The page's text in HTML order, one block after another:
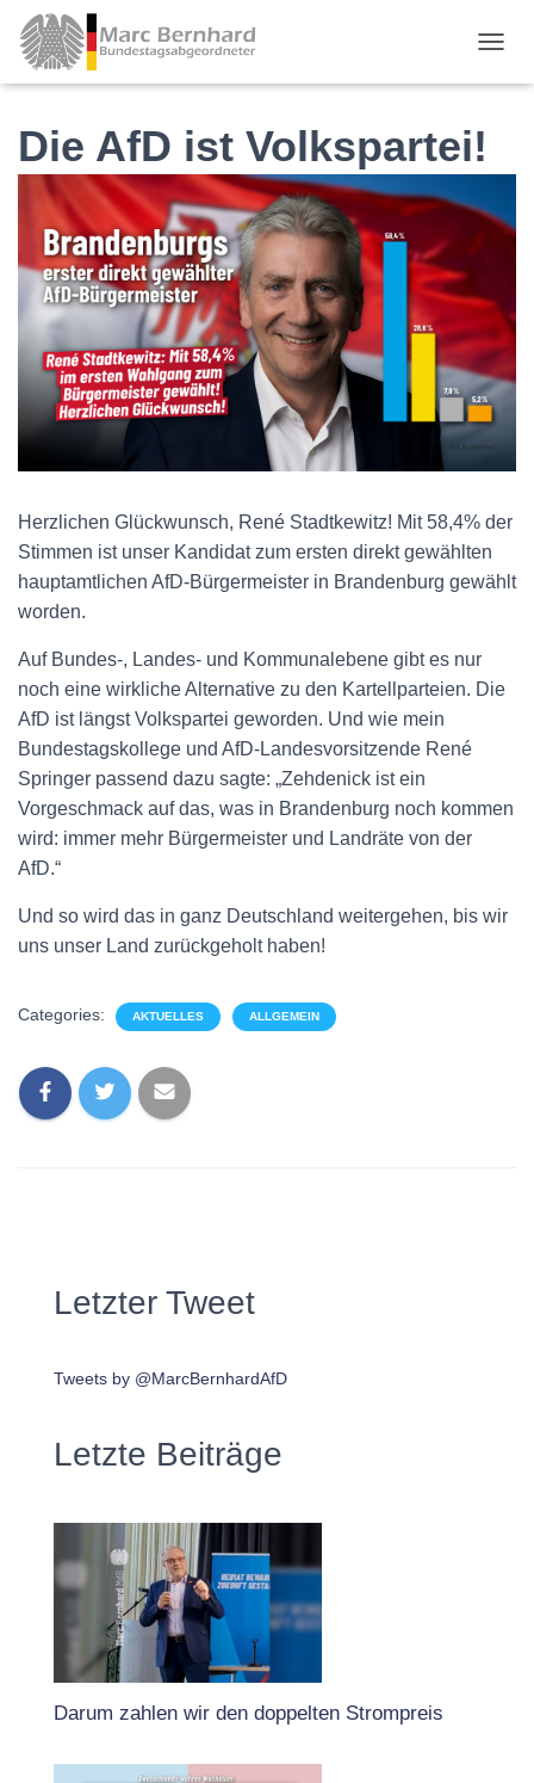
Die AfD ist Volkspartei!
Herzlichen Glückwunsch, René Stadtkewitz! Mit 58,4% der
Stimmen ist unser Kandidat zum ersten direkt gewählten
hauptamtlichen AfD-Bürgermeister in Brandenburg gewählt
worden.
Auf Bundes-, Landes- und Kommunalebene gibt es nur
noch eine wirkliche Alternative zu den Kartellparteien. Die
AfD ist längst Volkspartei geworden. Und wie mein
Bundestagskollege und AfD-Landesvorsitzende René
Springer passend dazu sagte: „Zehdenick ist ein
Vorgeschmack auf das, was in Brandenburg noch kommen
wird: immer mehr Bürgermeister und Landräte von der
AfD.“
Und so wird das in ganz Deutschland weitergehen, bis wir
uns unser Land zurückgeholt haben!
Categories: AKTUELLES ALLGEMEIN
Letzter Tweet
Tweets by @MarcBernhardAfD
Letzte Beiträge
Darum zahlen wir den doppelten Strompreis